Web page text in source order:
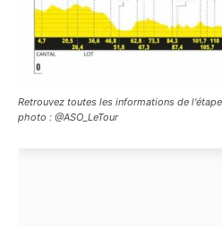
Retrouvez toutes les informations de
photo : @ASO_LeTour